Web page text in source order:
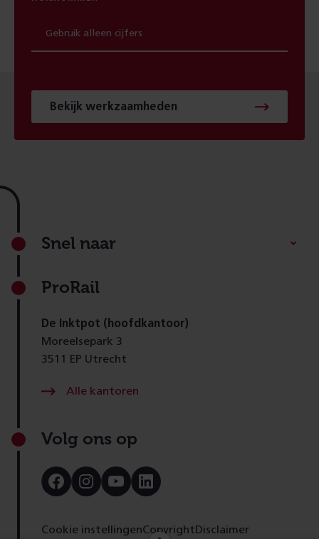
Bekijk werkzaamheden
Footer
Snel naar
ProRail
De Inktpot (hoofdkantoor)
Moreelsepark 3
3511 EP Utrecht
Alle kantoren
Volg ons op
Bezoek
onze
Bezoek
onze
Bezoek
onze
Bezoek
onze
Cookie instellingenCopyright Disclaimer